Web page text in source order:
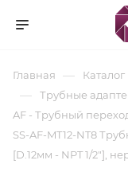
Главная — Каталог
— Трубные
AF - Трубный
SS-AF-MT12-NT8
[D.12мм - NPT 1/2"],